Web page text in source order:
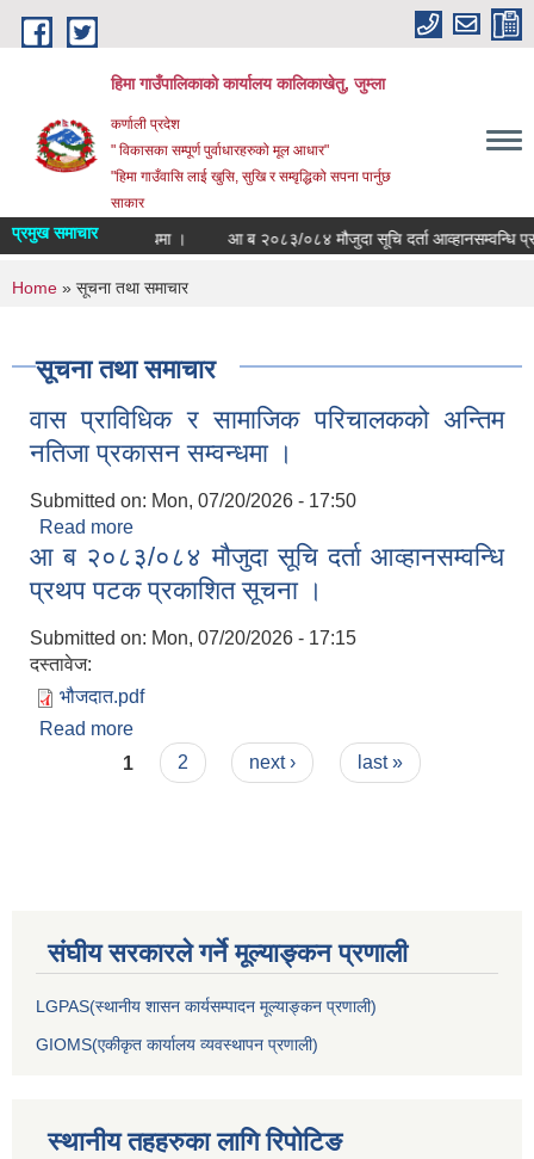
Skip to main content
हिमा गाउँपालिकाकाे कार्यालय कालिकाखेतु, जुम्ला
कर्णाली प्रदेश
" विकासका सम्पूर्ण पुर्वाधारहरुको मूल आधार"
"हिमा गाउँवासि लाई खुसि, सुखि र सम्वृद्धिको सपना पार्नुछ
साकार
प्रमुख समाचार
नतिजा प्रकासन सम्वन्धमा । आ ब २०८३/०८४ मौजुदा सूचि दर्ता आव्हानसम्वन्धि
You are here
Home » सूचना तथा समाचार
सूचना तथा समाचार
वास प्राविधिक र सामाजिक परिचालकको अन्तिम
नतिजा प्रकासन सम्वन्धमा ।
Submitted on: Mon, 07/20/2026 - 17:50
Read more
नतिजा प्रकासन सम्वन्धमा ।
आ ब २०८३/०८४ मौजुदा सूचि दर्ता आव्हानसम्वन्धि
प्रथप पटक प्रकाशित सूचना ।
Submitted on: Mon, 07/20/2026 - 17:15
दस्तावेज:
भौजदात.pdf
Read more
प्रथप पटक प्रकाशित सूचना ।
Pages
1 2 next › last »
संघीय सरकारले गर्ने मूल्याङ्कन प्रणाली
LGPAS(स्थानीय शासन कार्यसम्पादन मूल्याङ्कन प्रणाली)
GIOMS(एकीकृत कार्यालय व्यवस्थापन प्रणाली)
स्थानीय तहहरुका लागि रिपोटिङ